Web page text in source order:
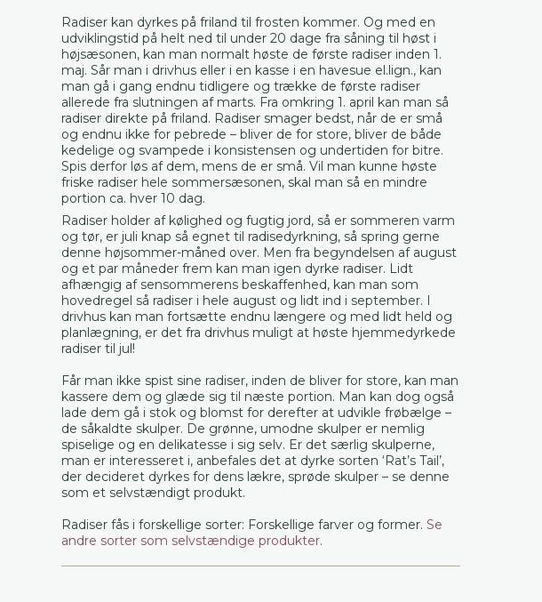
Radiser kan dyrkes på friland til frosten kommer. Og med en
udviklingstid på helt ned til under 20 dage fra såning til høst i
højsæsonen, kan man normalt høste de første radiser inden 1.
maj. Sår man i drivhus eller i en kasse i en havesue el.lign., kan
man gå i gang endnu tidligere og trække de første radiser
allerede fra slutningen af marts. Fra omkring 1. april kan man så
radiser direkte på friland. Radiser smager bedst, når de er små
og endnu ikke for pebrede – bliver de for store, bliver de både
kedelige og svampede i konsistensen og undertiden for bitre.
Spis derfor løs af dem, mens de er små. Vil man kunne høste
friske radiser hele sommersæsonen, skal man så en mindre
portion ca. hver 10 dag.
Radiser holder af kølighed og fugtig jord, så er sommeren varm
og tør, er juli knap så egnet til radisedyrkning, så spring gerne
denne højsommer-måned over. Men fra begyndelsen af august
og et par måneder frem kan man igen dyrke radiser. Lidt
afhængig af sensommerens beskaffenhed, kan man som
hovedregel så radiser i hele august og lidt ind i september. I
drivhus kan man fortsætte endnu længere og med lidt held og
planlægning, er det fra drivhus muligt at høste hjemmedyrkede
radiser til jul!
Får man ikke spist sine radiser, inden de bliver for store, kan man
kassere dem og glæde sig til næste portion. Man kan dog også
lade dem gå i stok og blomst for derefter at udvikle frøbælge –
de såkaldte skulper. De grønne, umodne skulper er nemlig
spiselige og en delikatesse i sig selv. Er det særlig skulperne,
man er interesseret i, anbefales det at dyrke sorten ‘Rat’s Tail’,
der decideret dyrkes for dens lækre, sprøde skulper – se denne
som et selvstændigt produkt.
Radiser fås i forskellige sorter: Forskellige farver og former. Se
andre sorter som selvstændige produkter.